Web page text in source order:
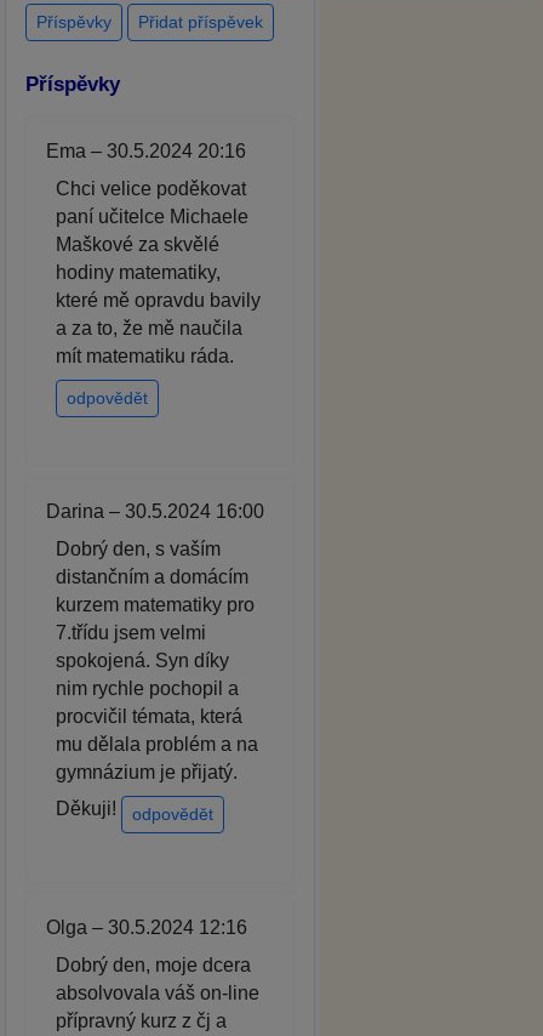
Příspěvky Přidat příspěvek
Příspěvky
Ema – 30.5.2024 20:16
Chci velice poděkovat
paní učitelce Michaele
Maškové za skvělé
hodiny matematiky,
které mě opravdu bavily
a za to, že mě naučila
mít matematiku ráda.
odpovědět
Darina – 30.5.2024 16:00
Dobrý den, s vaším
distančním a domácím
kurzem matematiky pro
7.třídu jsem velmi
spokojená. Syn díky
nim rychle pochopil a
procvičil témata, která
mu dělala problém a na
gymnázium je přijatý.
Děkuji!
odpovědět
Olga – 30.5.2024 12:16
Dobrý den, moje dcera
absolvovala váš on-line
přípravný kurz z čj a